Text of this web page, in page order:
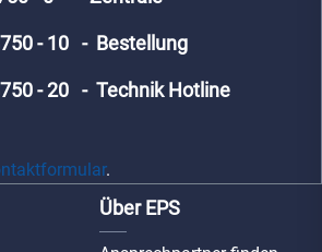
- 10 - Bestellung
- 20 - Technik Hotline
.
Über EPS